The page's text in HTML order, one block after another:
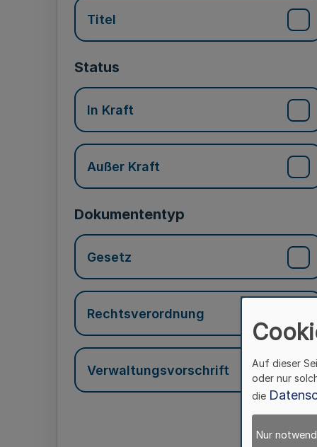
Titel
Status
In Kraft
Außer Kraft
Dokumententyp
Gesetz
Rechtsverordnung
Verwaltungsvorschrift
Auf dieser
oder nur
die
Nur